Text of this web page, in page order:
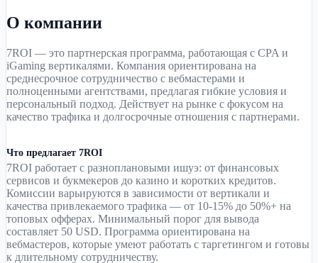
О компании
7ROI — это партнерская программа, работающая с CPA и
iGaming вертикалями. Компания ориентирована на
среднесрочное сотрудничество с вебмастерами и
полноценными агентствами, предлагая гибкие условия и
персональный подход. Действует на рынке с фокусом на
качество трафика и долгосрочные отношения с партнерами.
Что предлагает 7ROI
7ROI работает с разноплановыми ишуэ: от финансовых
сервисов и букмекеров до казино и коротких кредитов.
Комиссии варьируются в зависимости от вертикали и
качества привлекаемого трафика — от 10-15% до 50%+ на
топовых офферах. Минимальный порог для вывода
составляет 50 USD. Программа ориентирована на
вебмастеров, которые умеют работать с таргетингом и готовы
к длительному сотрудничеству.